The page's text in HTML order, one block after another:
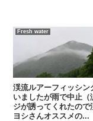
Fresh water
渓流ルアーフィッシ
いましたが雨で中止
ジが誘ってくれたので
ヨシさんオススメの...